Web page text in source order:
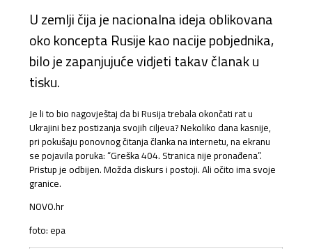
U zemlji čija je nacionalna ideja oblikovana
oko koncepta Rusije kao nacije pobjednika,
bilo je zapanjujuće vidjeti takav članak u
tisku.
Je li to bio nagovještaj da bi Rusija trebala okončati rat u
Ukrajini bez postizanja svojih ciljeva? Nekoliko dana kasnije,
pri pokušaju ponovnog čitanja članka na internetu, na ekranu
se pojavila poruka: “Greška 404. Stranica nije pronađena”.
Pristup je odbijen. Možda diskurs i postoji. Ali očito ima svoje
granice.
NOVO.hr
foto: epa